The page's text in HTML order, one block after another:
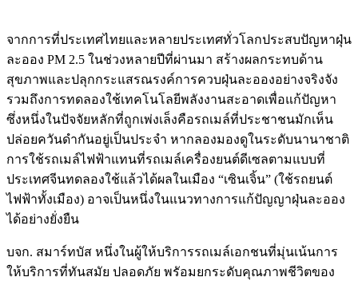
จากการที่ประเทศไทยและหลายประเทศทั่วโลกประสบปัญหาฝุ่น
ละออง PM 2.5 ในช่วงหลายปีที่ผ่านมา สร้างผลกระทบด้าน
สุขภาพและปลุกกระแสรณรงค์การควบฝุ่นละอองอย่างจริงจัง
รวมถึงการทดลองใช้เทคโนโลยีพลังงานสะอาดเพื่อแก้ปัญหา
ซึ่งหนึ่งในปัจจัยหลักที่ถูกเพ่งเล็งคือรถเมล์ที่ประชาชนมักเห็น
ปล่อยควันดำกันอยู่เป็นประจำ หากลองมองดูในระดับนานาชาติ
การใช้รถเมล์ไฟฟ้าแทนที่รถเมล์เครื่องยนต์ดีเซลตามแบบที่
ประเทศจีนทดลองใช้แล้วได้ผลในเมือง “เซินเจิ้น” (ใช้รถยนต์
ไฟฟ้าทั้งเมือง) อาจเป็นหนึ่งในแนวทางการแก้ปัญญาฝุ่นละออง
ได้อย่างยั่งยืน
บจก. สมาร์ทบัส หนึ่งในผู้ให้บริการรถเมล์เอกชนที่มุ่นเน้นการ
ให้บริการที่ทันสมัย ปลอดภัย พรัอมยกระดับคุณภาพชีวิตของ